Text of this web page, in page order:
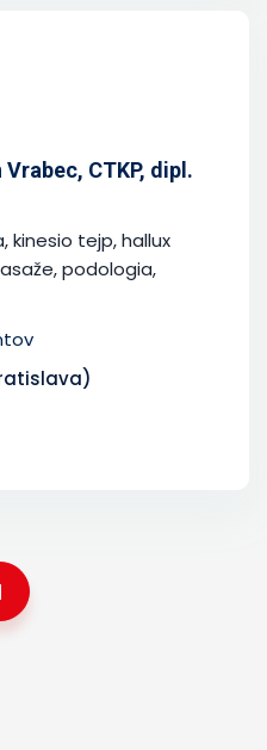
CTKP, dipl.
kinesio tejp, hallux
podologia,